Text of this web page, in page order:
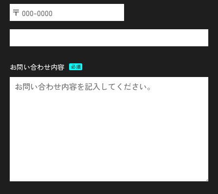
お問い合わせ内容 必須